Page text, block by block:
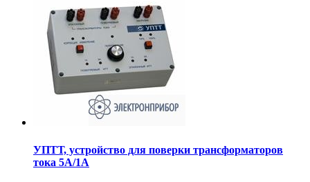
УПТТ, устройство для поверки трансформаторов
тока 5А/1А